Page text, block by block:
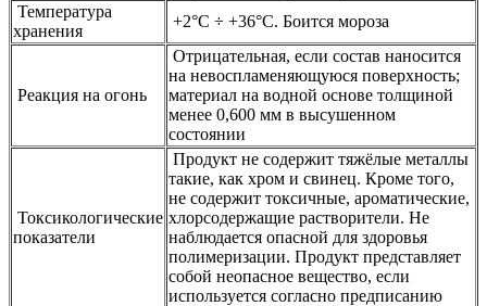
Температура
хранения
+2°C ÷ +36°C. Боится мороза
Реакция на огонь
Отрицательная, если состав наносится
на невоспламеняющуюся поверхность;
материал на водной основе толщиной
менее 0,600 мм в высушенном
состоянии
Токсикологические
показатели
Продукт не содержит тяжёлые металлы
такие, как хром и свинец. Кроме того,
не содержит токсичные, ароматические,
хлорсодержащие растворители. Не
наблюдается опасной для здоровья
полимеризации. Продукт представляет
собой неопасное вещество, если
используется согласно предписанию